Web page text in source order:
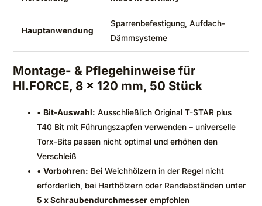
Hauptanwendung
Sparrenbefestigung, Aufdach-
Dämmsysteme
Montage- & Pflegehinweise für
HI.FORCE, 8 x 120 mm, 50 Stück
• Bit-Auswahl: Ausschließlich Original T-STAR plus
T40 Bit mit Führungszapfen verwenden – universelle
Torx-Bits passen nicht optimal und erhöhen den
Verschleiß
•Vorbohren: Bei Weichhölzern in der Regel nicht
erforderlich, bei Harthölzern oder Randabständen unter
5 x Schraubendurchmesser empfohlen